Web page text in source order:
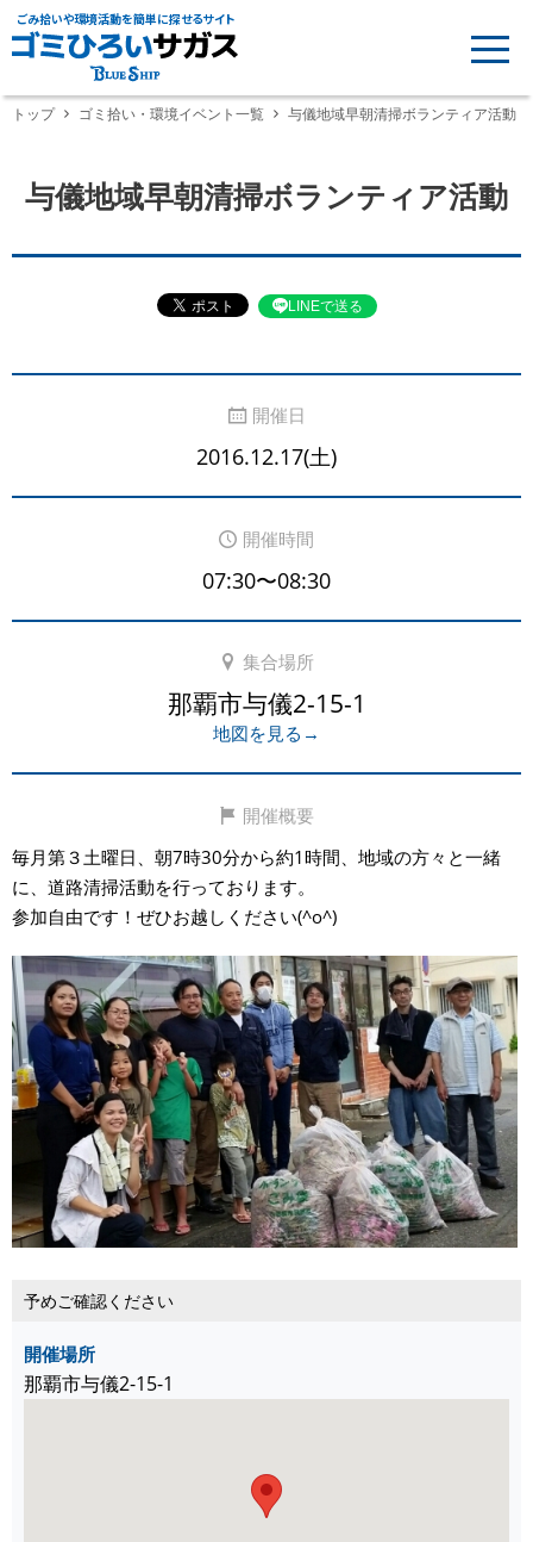
ごみ拾いや環境活動を簡単に探せるサイト
トップ ゴミ拾い・環境イベント一覧 与儀地域早朝清掃ボランティア活動
与儀地域早朝清掃ボランティア活動
LINEで送る
開催日
2016.12.17(土)
開催時間
07:30〜08:30
集合場所
那覇市与儀2-15-1
地図を見る→
開催概要
毎月第３土曜日、朝7時30分から約1時間、地域の方々と一緒
に、道路清掃活動を行っております。
参加自由です！ぜひお越しください(^o^)
予めご確認ください
開催場所
那覇市与儀2-15-1